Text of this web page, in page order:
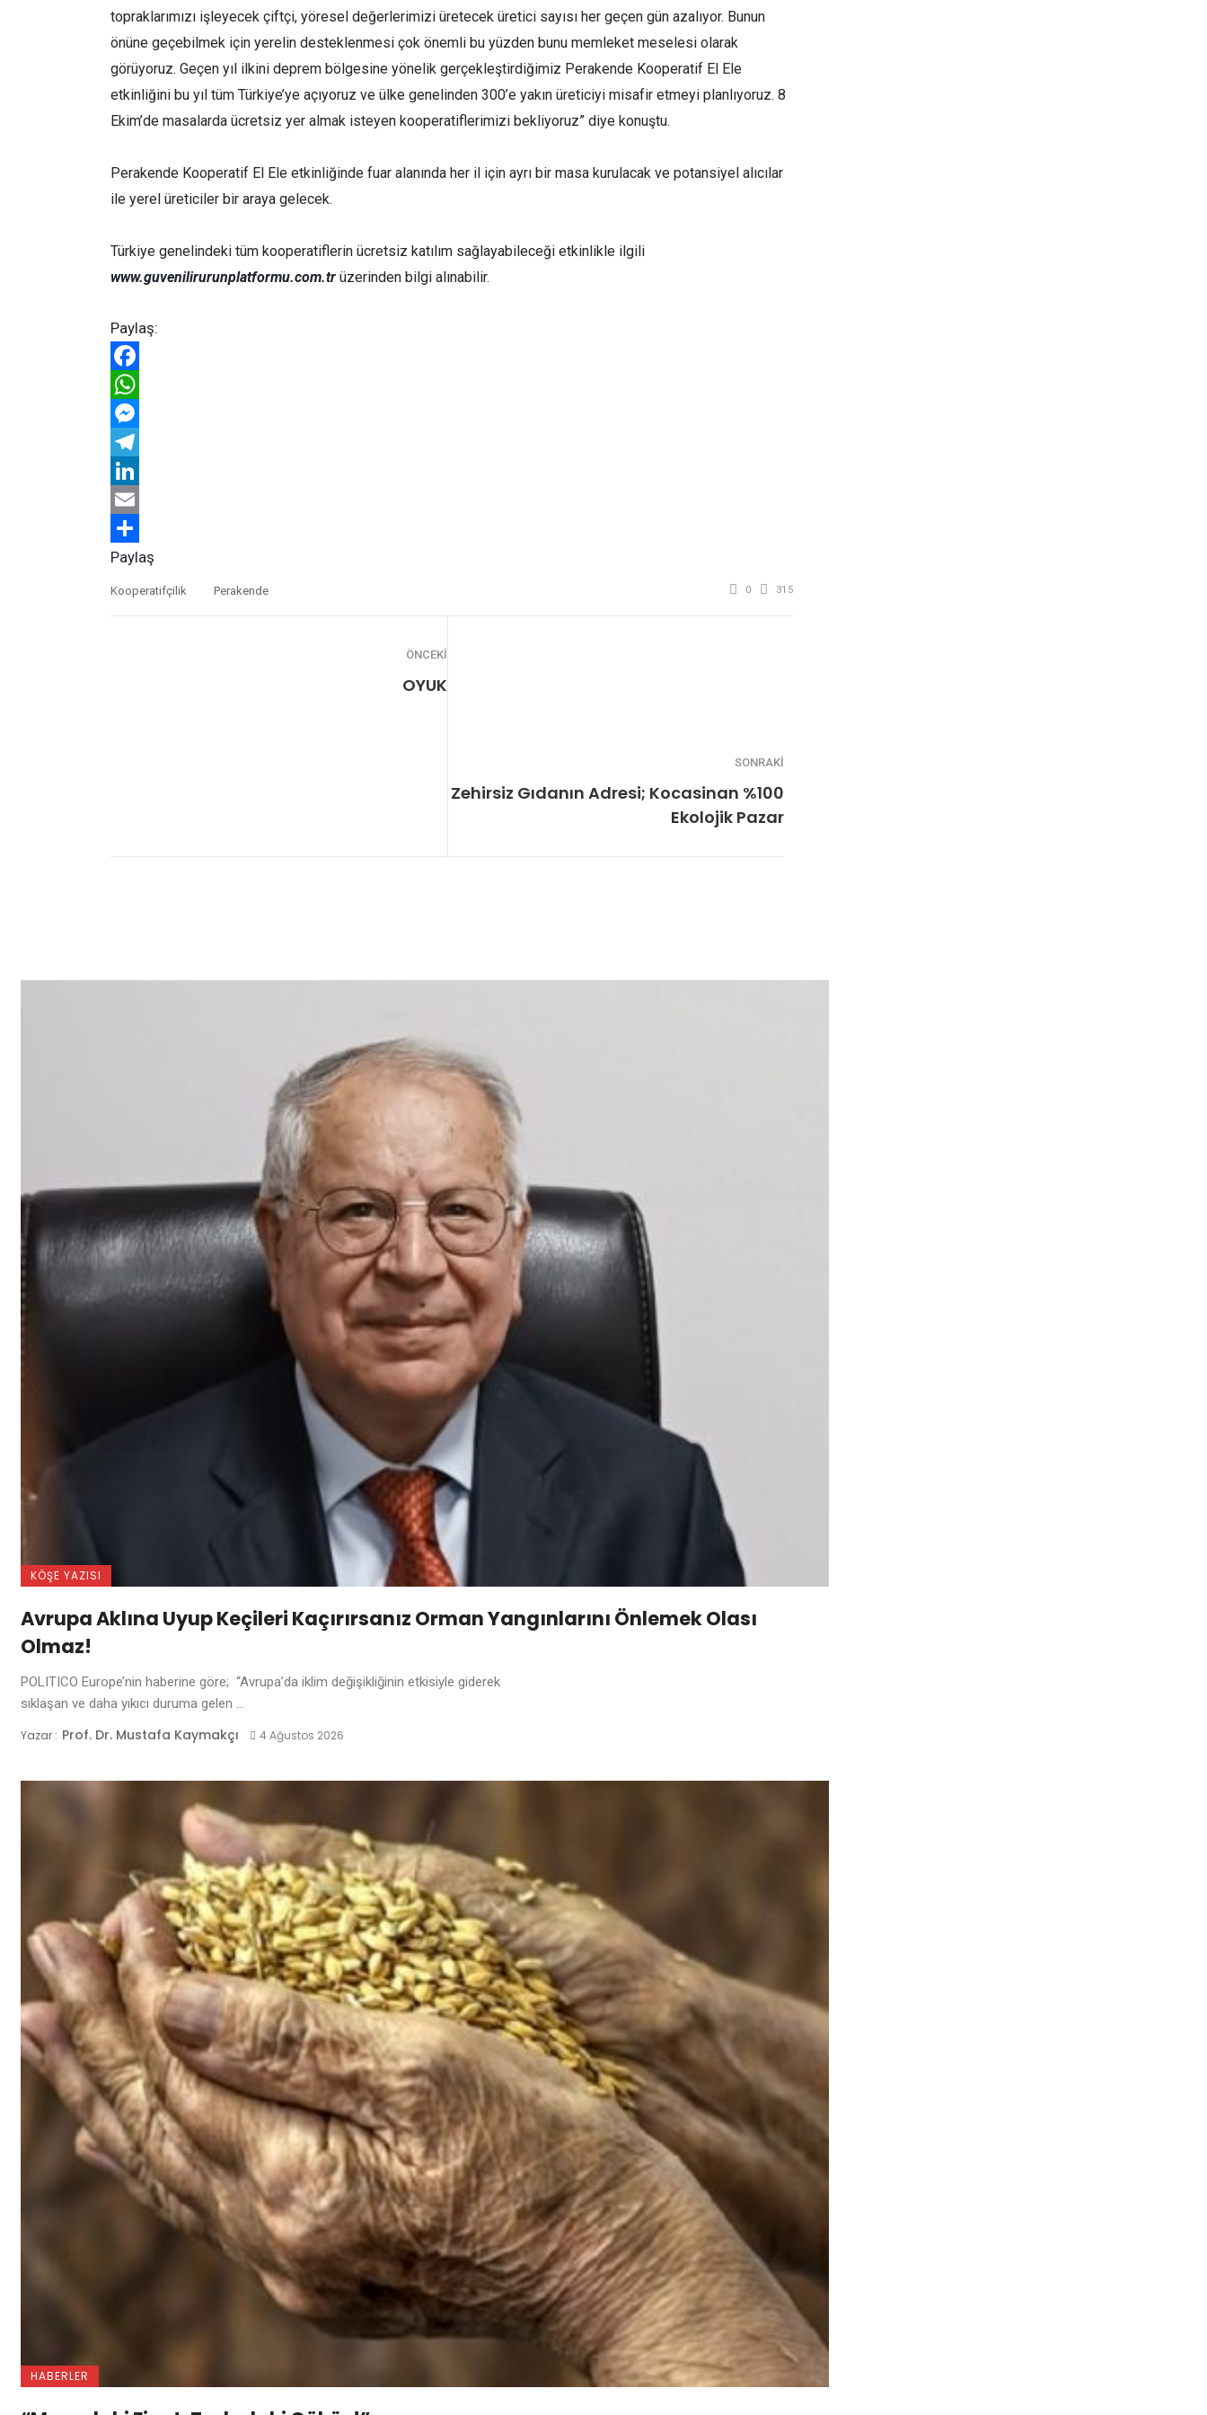
topraklarımızı işleyecek çiftçi, yöresel değerlerimizi üretecek üretici sayısı her geçen gün azalıyor. Bunun
önüne geçebilmek için yerelin desteklenmesi çok önemli bu yüzden bunu memleket meselesi olarak
görüyoruz. Geçen yıl ilkini deprem bölgesine yönelik gerçekleştirdiğimiz Perakende Kooperatif El Ele
etkinliğini bu yıl tüm Türkiye’ye açıyoruz ve ülke genelinden 300’e yakın üreticiyi misafir etmeyi planlıyoruz. 8
Ekim’de masalarda ücretsiz yer almak isteyen kooperatiflerimizi bekliyoruz” diye konuştu.
Perakende Kooperatif El Ele etkinliğinde fuar alanında her il için ayrı bir masa kurulacak ve potansiyel alıcılar
ile yerel üreticiler bir araya gelecek.
Türkiye genelindeki tüm kooperatiflerin ücretsiz katılım sağlayabileceği etkinlikle ilgili
www.guvenilirurunplatformu.com.tr üzerinden bilgi alınabilir.
Paylaş:
Facebook
WhatsApp
Messenger
Telegram
LinkedIn
Email
Paylaş
Kooperatifçilik Perakende 0 315
ÖNCEKI
OYUK
SONRAKI
Zehirsiz Gıdanın Adresi; Kocasinan %100
Ekolojik Pazar
KÖŞE YAZISI
Avrupa Aklına Uyup Keçileri Kaçırırsanız Orman Yangınlarını Önlemek Olası
Olmaz!
POLITICO Europe’nin haberine göre; “Avrupa’da iklim değişikliğinin etkisiyle giderek
sıklaşan ve daha yıkıcı duruma gelen ...
Yazar : Prof. Dr. Mustafa Kaymakçı 4 Ağustos 2026
HABERLER